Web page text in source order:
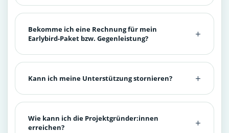
Bekomme ich eine Rechnung für mein
Earlybird-Paket bzw. Gegenleistung?
Kann ich meine Unterstützung stornieren?
Wie kann ich die Projektgründer:innen
erreichen?